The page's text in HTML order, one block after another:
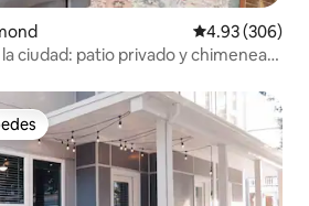
Calificación
4.93 (306)
ciudad: patio privado y chimenea